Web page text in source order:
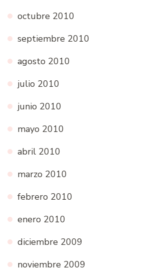
octubre 2010
septiembre 2010
agosto 2010
julio 2010
junio 2010
mayo 2010
abril 2010
marzo 2010
febrero 2010
enero 2010
diciembre 2009
noviembre 2009